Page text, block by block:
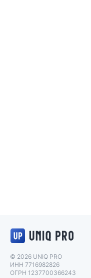
© 2026 UNIQ PRO
ИНН 7716982826
ОГРН 1237700366243